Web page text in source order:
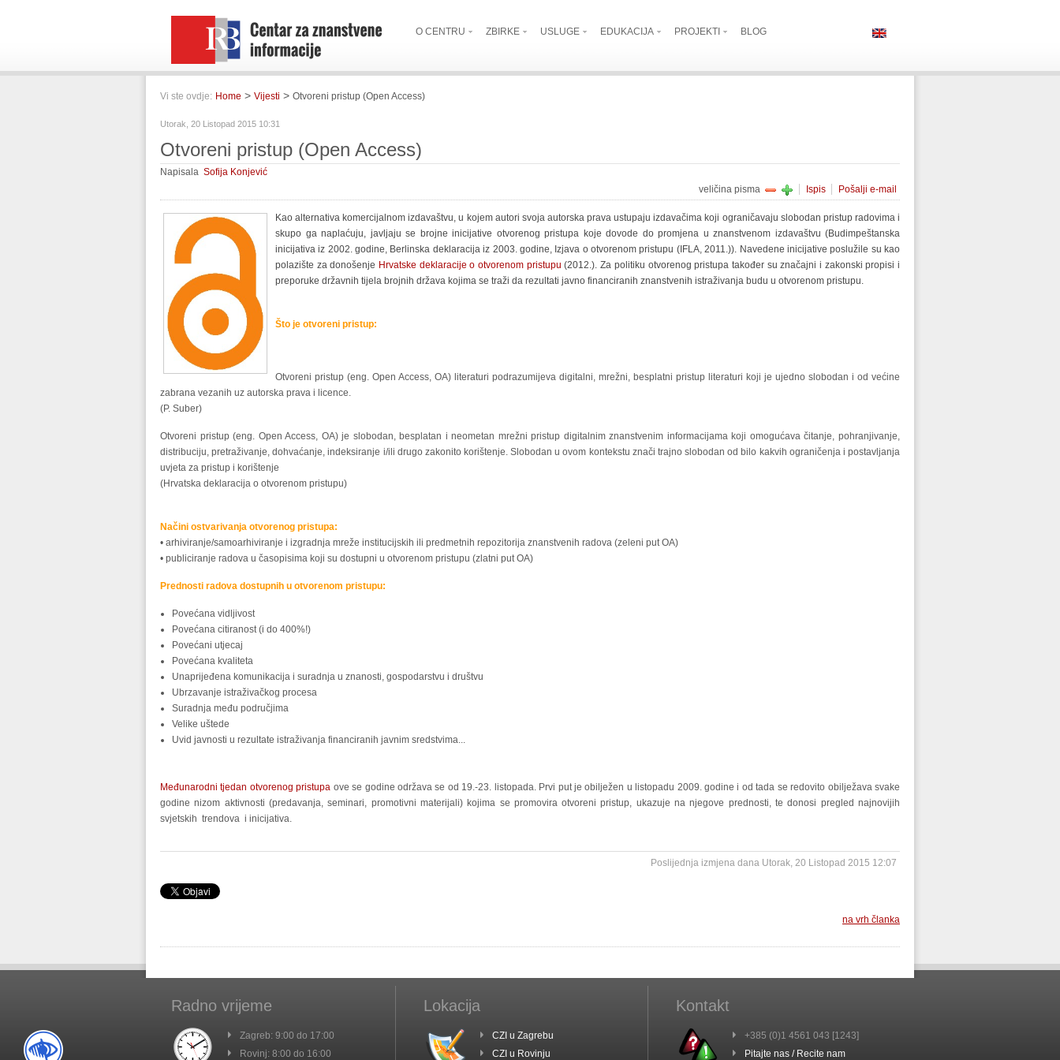
O CENTRU ZBIRKE USLUGE EDUKACIJA PROJEKTI BLOG
Vi ste ovdje: Home > Vijesti > Otvoreni pristup (Open Access)
Utorak, 20 Listopad 2015 10:31
Otvoreni pristup (Open Access)
Napisala Sofija Konjević
veličina pisma
Ispis Pošalji e-mail
Kao alternativa komercijalnom izdavaštvu, u kojem autori svoja autorska prava ustupaju izdavačima koji ograničavaju slobodan pristup radovima i
skupo ga naplaćuju, javljaju se brojne inicijative otvorenog pristupa koje dovode do promjena u znanstvenom izdavaštvu (Budimpeštanska
inicijativa iz 2002. godine, Berlinska deklaracija iz 2003. godine, Izjava o otvorenom pristupu (IFLA, 2011.)). Navedene inicijative poslužile su kao
polazište za donošenje Hrvatske deklaracije o otvorenom pristupu (2012.). Za politiku otvorenog pristupa također su značajni i zakonski propisi i
preporuke državnih tijela brojnih država kojima se traži da rezultati javno financiranih znanstvenih istraživanja budu u otvorenom pristupu.
Što je otvoreni pristup:
Otvoreni pristup (eng. Open Access, OA) literaturi podrazumijeva digitalni, mrežni, besplatni pristup literaturi koji je ujedno slobodan i od većine
zabrana vezanih uz autorska prava i licence.
(P. Suber)
Otvoreni pristup (eng. Open Access, OA) je slobodan, besplatan i neometan mrežni pristup digitalnim znanstvenim informacijama koji omogućava čitanje, pohranjivanje,
distribuciju, pretraživanje, dohvaćanje, indeksiranje i/ili drugo zakonito korištenje. Slobodan u ovom kontekstu znači trajno slobodan od bilo kakvih ograničenja i postavljanja
uvjeta za pristup i korištenje
(Hrvatska deklaracija o otvorenom pristupu)
Načini ostvarivanja otvorenog pristupa:
• arhiviranje/samoarhiviranje i izgradnja mreže institucijskih ili predmetnih repozitorija znanstvenih radova (zeleni put OA)
• publiciranje radova u časopisima koji su dostupni u otvorenom pristupu (zlatni put OA)
Prednosti radova dostupnih u otvorenom pristupu:
Povećana vidljivost
Povećana citiranost (i do 400%!)
Povećani utjecaj
Povećana kvaliteta
Unaprijeđena komunikacija i suradnja u znanosti, gospodarstvu i društvu
Ubrzavanje istraživačkog procesa
Suradnja među područjima
Velike uštede
Uvid javnosti u rezultate istraživanja financiranih javnim sredstvima...
Međunarodni tjedan otvorenog pristupa ove se godine održava se od 19.-23. listopada. Prvi put je obilježen u listopadu 2009. godine i od tada se redovito obilježava svake
godine nizom aktivnosti (predavanja, seminari, promotivni materijali) kojima se promovira otvoreni pristup, ukazuje na njegove prednosti, te donosi pregled najnovijih
svjetskih trendova i inicijativa.
Poslijednja izmjena dana Utorak, 20 Listopad 2015 12:07
na vrh članka
Radno vrijeme
Zagreb: 9:00 do 17:00
Rovinj: 8:00 do 16:00
Lokacija
CZI u Zagrebu
CZI u Rovinju
Kontakt
+385 (0)1 4561 043 [1243]
Pitajte nas / Recite nam